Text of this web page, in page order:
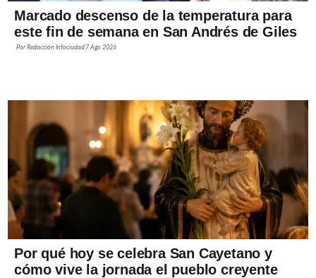
Marcado descenso de la temperatura para
este fin de semana en San Andrés de Giles
PorRedacción Infociudad 7 Ago 2026
Por qué hoy se celebra San Cayetano y
cómo vive la jornada el pueblo creyente